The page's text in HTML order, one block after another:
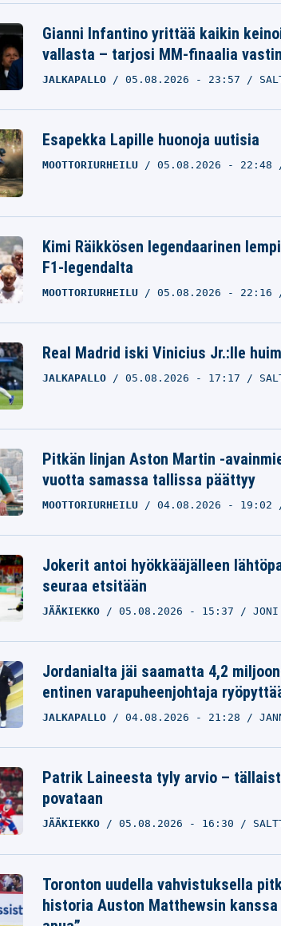
Gianni Infantino yrittää kaikin
vallasta – tarjosi MM-finaalia
JALKAPALLO 05.08.2026 - 23:57
Esapekka Lapille huonoja uutisia
MOOTTORIURHEILU 05.08.2026 - 22:48
Kimi Räikkösen legendaarinen
F1-legendalta
MOOTTORIURHEILU 05.08.2026 - 22:16
Real Madrid iski Vinicius Jr.:lle
JALKAPALLO 05.08.2026 - 17:17
Pitkän linjan Aston Martin -
vuotta samassa tallissa päättyy
MOOTTORIURHEILU 04.08.2026 - 19:02
Jokerit antoi hyökkääjälleen
seuraa etsitään
JÄÄKIEKKO 05.08.2026 - 15:37 JONI
Jordanialta jäi saamatta 4,2
entinen varapuheenjohtaja
JALKAPALLO 04.08.2026 - 21:28
Patrik Laineesta tyly arvio –
povataan
JÄÄKIEKKO 05.08.2026 - 16:30
Toronton uudella vahvistuksella
historia Auston Matthewsin kanssa